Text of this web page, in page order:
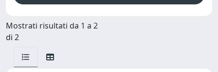
Mostrati risultati da 1 a 2
di 2